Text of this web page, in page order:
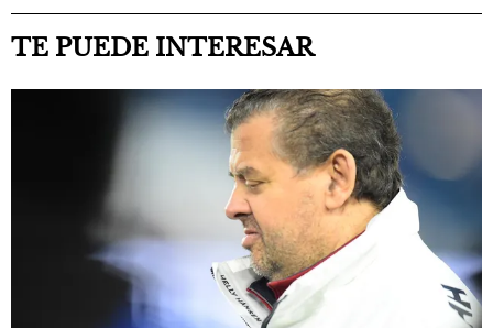
TE PUEDE INTERESAR